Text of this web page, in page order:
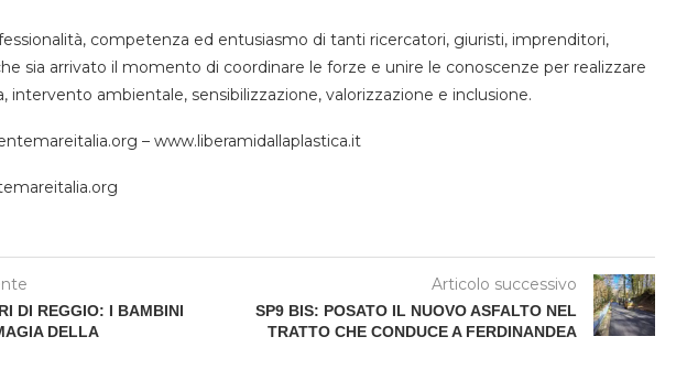
competenza ed entusiasmo di tanti ricercatori, giuristi, imprenditori,
sia arrivato il momento di coordinare le forze e unire le conoscenze per realizzare
ambientale, sensibilizzazione, valorizzazione e inclusione.
– www.liberamidallaplastica.it
DI REGGIO: I BAMBINI
DELLA
Articolo successivo
SP9 BIS: POSATO IL NUOVO ASFALTO NEL
TRATTO CHE CONDUCE A FERDINANDEA